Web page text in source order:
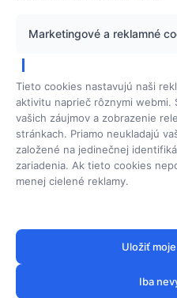
Marketingové a reklamné
Tieto cookies nastavujú naši
aktivitu naprieč rôznymi webmi.
vašich záujmov a zobrazenie
stránkach. Priamo neukladajú
založené na jedinečnej
zariadenia. Ak tieto cookies
menej cielené reklamy.
Uložiť
Iba